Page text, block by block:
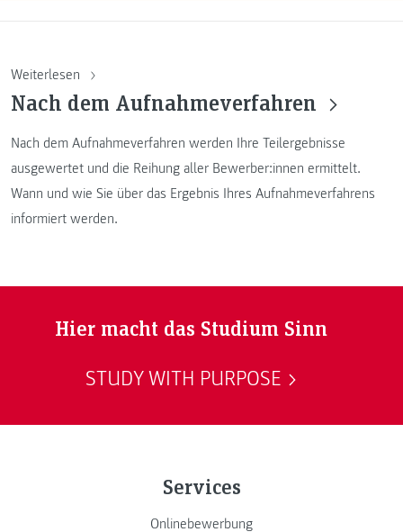
Weiterlesen
Nach dem Aufnahmeverfahren
Nach dem Aufnahmeverfahren werden Ihre Teilergebnisse
ausgewertet und die Reihung aller Bewerber:innen ermittelt.
Wann und wie Sie über das Ergebnis Ihres Aufnahmeverfahrens
informiert werden.
Hier macht das Studium Sinn
STUDY WITH PURPOSE
Services
Onlinebewerbung